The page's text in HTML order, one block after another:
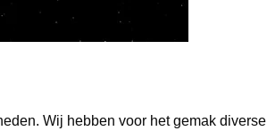
Wij hebben voor het gemak diverse